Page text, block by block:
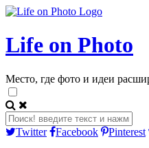
Life on Photo
Место, где фото и идеи
Twitter Facebook Pinterest